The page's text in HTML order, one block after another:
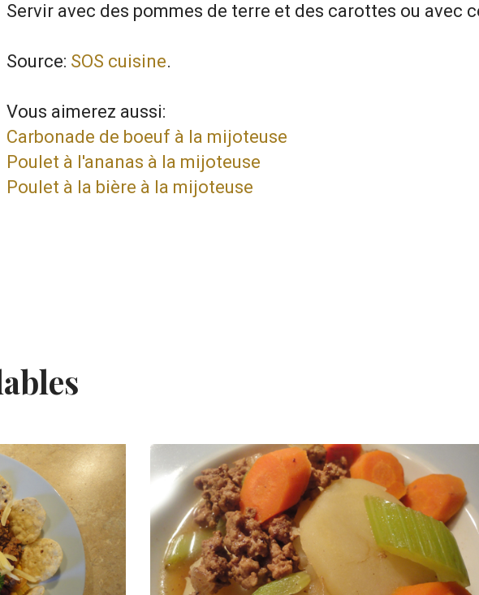
Servir avec des pommes de terre et des carottes ou avec
Source: SOS cuisine.
Vous aimerez aussi:
Carbonade de boeuf à la mijoteuse
Poulet à l'ananas à la mijoteuse
Poulet à la bière à la mijoteuse